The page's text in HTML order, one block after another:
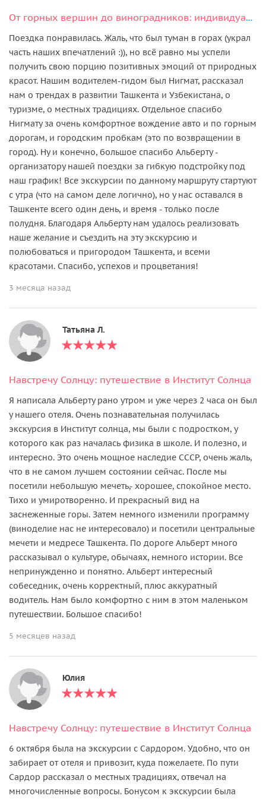
От горных вершин до виноградников: индивидуальный тур из Ташкента
Поездка понравилась. Жаль, что был туман в горах (украл
часть наших впечатлений :)), но всё равно мы успели
получить свою порцию позитивных эмоций от природных
красот. Нашим водителем-гидом был Нигмат, рассказал
нам о трендах в развитии Ташкента и Узбекистана, о
туризме, о местных традициях. Отдельное спасибо
Нигмату за очень комфортное вождение авто и по горным
дорогам, и городским пробкам (это по возвращении в
город). Ну и конечно, большое спасибо Альберту -
организатору нашей поездки за гибкую подстройку под
наш график! Все экскурсии по данному маршруту стартуют
с утра (что на самом деле логично), но у нас оставался в
Ташкенте всего один день, и время - только после
полудня. Благодаря Альберту нам удалось реализовать
наше желание и съездить на эту экскурсию и
полюбоваться и пригородом Ташкента, и всеми
красотами. Спасибо, успехов и процветания!
3 месяца назад
Татьяна Л.
Навстречу Солнцу: путешествие в Институт Солнца
Я написала Альберту рано утром и уже через 2 часа он был
у нашего отеля. Очень познавательная получилась
экскурсия в Институт солнца, мы были с подростком, у
которого как раз началась физика в школе. И полезно, и
интересно. Это очень мощное наследие СССР, очень жаль,
что в не самом лучшем состоянии сейчас. После мы
посетили небольшую мечеть,- хорошее, спокойное место.
Тихо и умиротворенно. И прекрасный вид на
заснеженные горы. Затем немного изменили программу
(виноделие нас не интересовало) и посетили центральные
мечети и медресе Ташкента. По дороге Альберт много
рассказывал о культуре, обычаях, немного истории. Все
непринужденно и понятно. Альберт интересный
собеседник, очень корректный, плюс аккуратный
водитель. Нам было комфортно с ним в этом маленьком
путешествии. Большое спасибо!
5 месяцев назад
Юлия
Навстречу Солнцу: путешествие в Институт Солнца
6 октября была на экскурсии с Сардором. Удобно, что он
забирает от отеля и привозит, куда пожелаете. По пути
Сардор рассказал о местных традициях, отвечал на
многочисленные вопросы. Бонусом к экскурсии была